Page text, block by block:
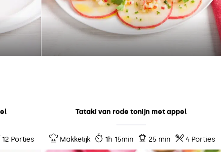
12 Porties
Tataki van rode tonijn met appel
Makkelijk 1h 15min 25 min 4 Porties